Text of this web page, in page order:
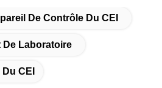
De Contrôle Du CEI
De Laboratoire
CEI